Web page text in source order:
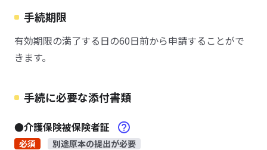
手続期限
有効期限の満了する日の60日前から申請することがで
きます。
手続に必要な添付書類
●介護保険被保険者証
必須 別途原本の提出が必要